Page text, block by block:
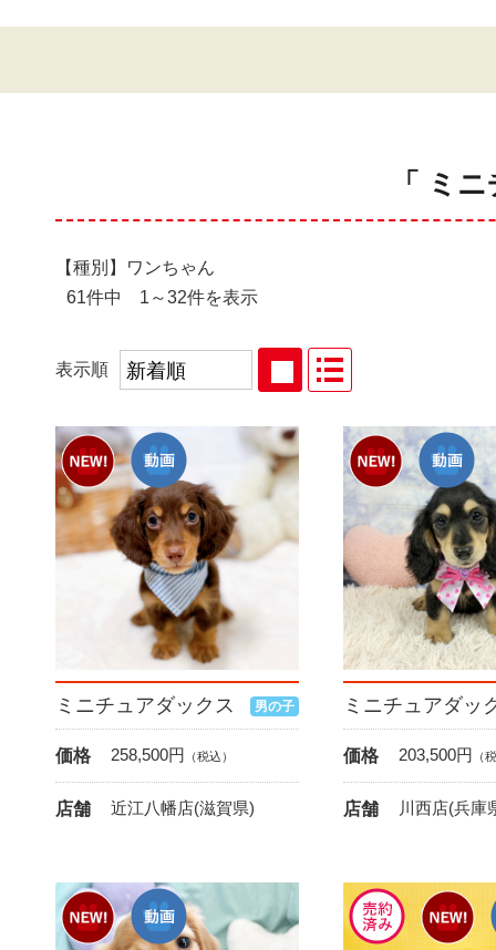
「 ミ
【種別】ワンちゃん
61件中 1～32件を表示
表示順
ミニチュアダックス 男の子
価格 258,500円 （税込）
店舗 近江八幡店(滋賀県)
ミニチュアダッ
価格 203,500円 （
店舗 川西店(兵庫